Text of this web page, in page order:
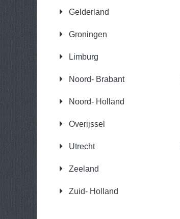
Gelderland
Groningen
Limburg
Noord- Brabant
Noord- Holland
Overijssel
Utrecht
Zeeland
Zuid- Holland